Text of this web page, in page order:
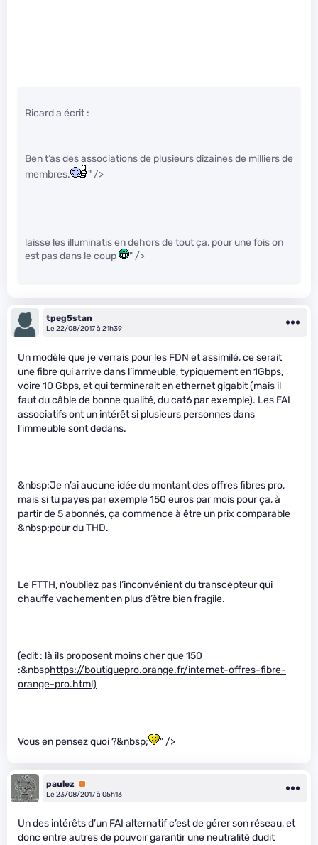
Ricard a écrit :
Ben t’as des associations de plusieurs dizaines de milliers de
membres.
" />
laisse les illuminatis en dehors de tout ça, pour une fois on
est pas dans le coup
" />
tpeg5stan
Le 22/08/2017 à 21h39
Un modèle que je verrais pour les FDN et assimilé, ce serait
une fibre qui arrive dans l’immeuble, typiquement en 1Gbps,
voire 10 Gbps, et qui terminerait en ethernet gigabit (mais il
faut du câble de bonne qualité, du cat6 par exemple). Les FAI
associatifs ont un intérêt si plusieurs personnes dans
l’immeuble sont dedans.
&nbsp;Je n’ai aucune idée du montant des offres fibres pro,
mais si tu payes par exemple 150 euros par mois pour ça, à
partir de 5 abonnés, ça commence à être un prix comparable
&nbsp;pour du THD.
Le FTTH, n’oubliez pas l’inconvénient du transcepteur qui
chauffe vachement en plus d’être bien fragile.
(edit : là ils proposent moins cher que 150
:&nbsphttps://boutiquepro.orange.fr/internet-offres-fibre-
orange-pro.html)
Vous en pensez quoi ?&nbsp; " />
paulez
Premium
Le 23/08/2017 à 05h13
Un des intérêts d’un FAI alternatif c’est de gérer son réseau, et
donc entre autres de pouvoir garantir une neutralité dudit